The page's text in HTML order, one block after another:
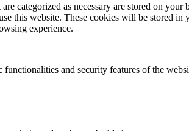
categorized as necessary are stored on your
this website. These cookies will be stored
experience.
and security features of the